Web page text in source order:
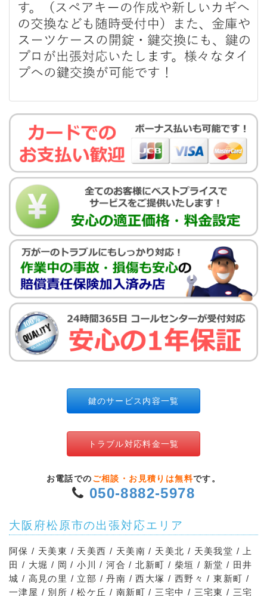
鍵のサービス内容一覧
トラブル対応料金一覧
お電話での ご相談・お見積りは無料です。
050-8882-5978
大阪府松原市の出張対応エリア
阿保 / 天美東 / 天美西 / 天美南 / 天美北 / 天美我堂 / 上
田 / 大堀 / 岡 / 小川 / 河合 / 北新町 / 柴垣 / 新堂 / 田井
城 / 高見の里 / 立部 / 丹南 / 西大塚 / 西野々 / 東新町 /
一津屋 / 別所 / 松ケ丘 / 南新町 / 三宅中 / 三宅東 / 三宅